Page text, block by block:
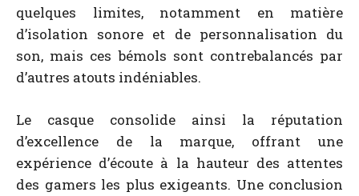
quelques limites, notamment en matière
d’isolation sonore et de personnalisation du
son, mais ces bémols sont contrebalancés par
d’autres atouts indéniables.
Le casque consolide ainsi la réputation
d’excellence de la marque, offrant une
expérience d’écoute à la hauteur des attentes
des gamers les plus exigeants. Une conclusion